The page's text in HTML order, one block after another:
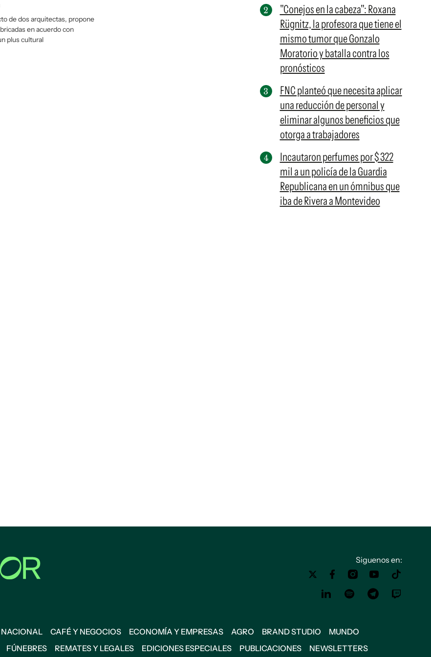
de dos arquitectas, propone
en acuerdo con
plus cultural
"Conejos en la cabeza": Roxana
Rügnitz, la profesora que tiene el
mismo tumor que Gonzalo
Moratorio y batalla contra los
pronósticos
FNC planteó que necesita aplicar
una reducción de personal y
eliminar algunos beneficios que
otorga a trabajadores
Incautaron perfumes por $ 322
mil a un policía de la Guardia
Republicana en un ómnibus que
iba de Rivera a Montevideo
Siguenos en:
NACIONAL CAFÉ Y NEGOCIOS ECONOMÍA Y EMPRESAS AGRO BRAND STUDIO
MUNDO
FÚNEBRES REMATES Y LEGALES EDICIONES ESPECIALES PUBLICACIONES NEWSLETTERS